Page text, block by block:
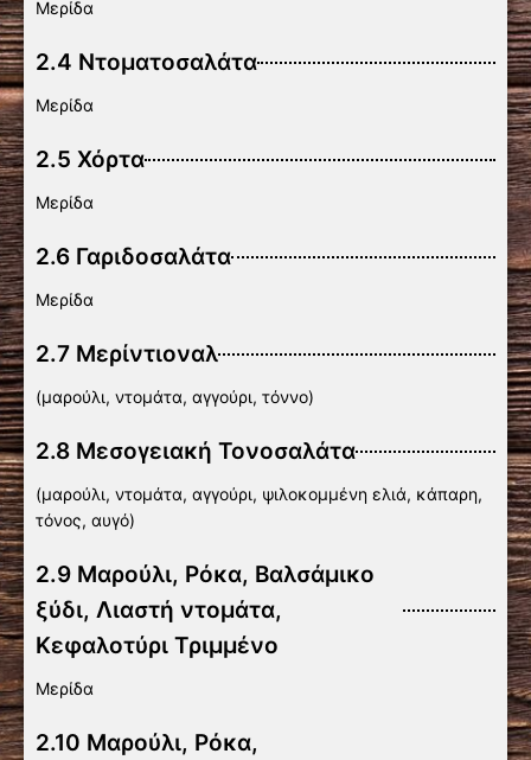
Μερίδα
2.4 Ντοματοσαλάτα
Μερίδα
2.5 Χόρτα
Μερίδα
2.6 Γαριδοσαλάτα
Μερίδα
2.7 Μερίντιοναλ
(μαρούλι, ντομάτα, αγγούρι, τόννο)
2.8 Μεσογειακή Τονοσαλάτα
(μαρούλι, ντομάτα, αγγούρι, ψιλοκομμένη ελιά, κάπαρη,
τόνος, αυγό)
2.9 Μαρούλι, Ρόκα, Βαλσάμικο
ξύδι, Λιαστή ντομάτα,
Κεφαλοτύρι Τριμμένο
Μερίδα
2.10 Μαρούλι, Ρόκα,